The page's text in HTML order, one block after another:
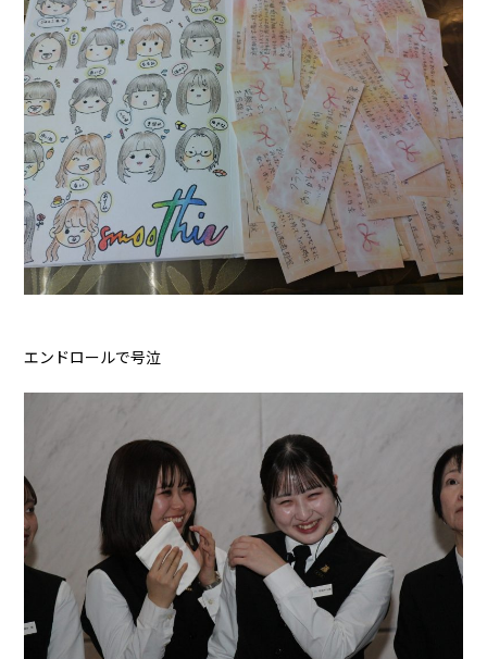
エンドロールで号泣